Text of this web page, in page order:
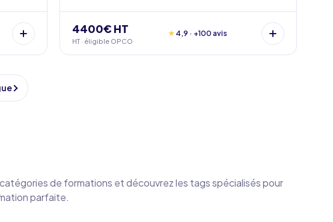
4400€ HT
HT · éligible OPCO
★ 4,9 · +100 avis
de formations et découvrez les tags spécialisés pour
parfaite.